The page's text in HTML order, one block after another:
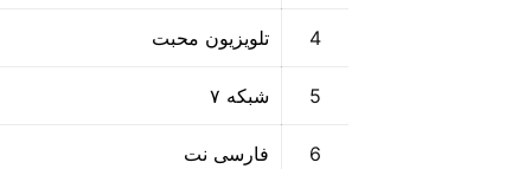
4 تلویزیون محبت
5 شبکه ۷
6 فارسی نت